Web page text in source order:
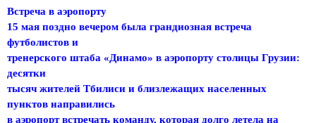
Встреча в аэропорту
15 мая поздно вечером была грандиозная встреча
футболистов и
тренерского штаба «Динамо» в аэропорту столицы Грузии:
десятки
тысяч жителей Тбилиси и близлежащих населенных
пунктов направились
в аэропорт встречать команду, которая долго летела на